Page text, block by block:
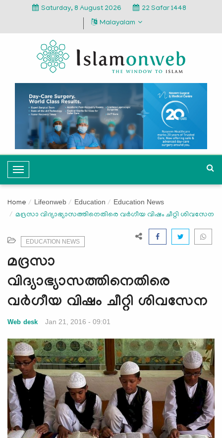
Saturday, 8 August 2026
22 Safar 1448
Malayalam
T
o
g
l
a
v
i
a
i
o
n
Home Lifeonweb Education Education News
മദ്രസാ വിദ്യാഭ്യാസത്തിനെതിരെ വര്‍ഗീയ വിഷം ചീറ്റി ശിവസേന
EDUCATION NEWS
മദ്രസാ
വിദ്യാഭ്യാസത്തിനെതിരെ
വര്‍ഗീയ വിഷം ചീറ്റി ശിവസേന
Web desk Jan 21, 2016 - 09:01